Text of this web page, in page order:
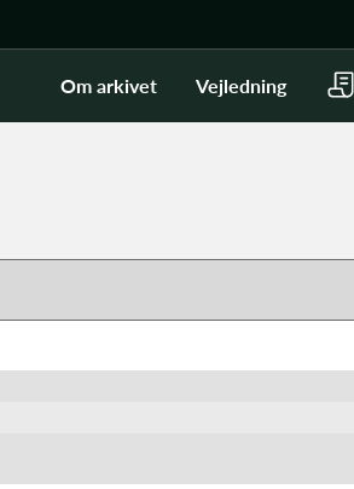
Om arkivet Vejledning